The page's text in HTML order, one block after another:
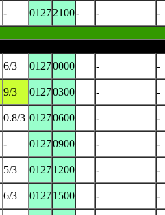
- 01272100- -
-
6/3 01270000 - -
9/3 01270300 - -
0.8/3 01270600 - -
- 01270900 - -
5/3 01271200 - -
6/3 01271500 - -